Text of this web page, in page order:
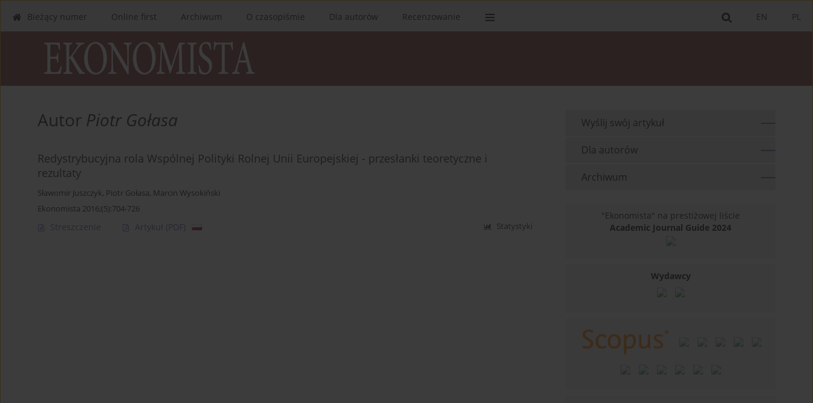
PL
EN
Bieżący numer Online first Archiwum O czasopiśmie Dla autorów Recenzowanie
Autor Piotr Gołasa
Redystrybucyjna rola Wspólnej Polityki Rolnej Unii Europejskiej - przesłanki teoretyczne i
rezultaty
Sławomir Juszczyk, Piotr Gołasa, Marcin Wysokiński
Ekonomista 2016;(5):704-726
Streszczenie Artykuł (PDF) Statystyki
Wyślij swój artykuł
Dla autorów
Archiwum
"Ekonomista" na prestiżowej liście
Academic Journal Guide 2024
Wydawcy